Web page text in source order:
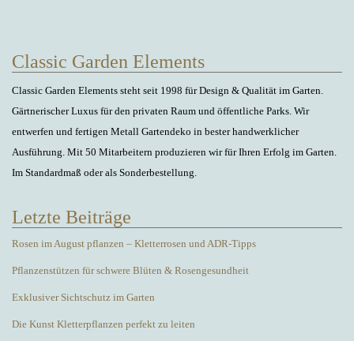
Classic Garden Elements
Classic Garden Elements steht seit 1998 für Design & Qualität im Garten.
Gärtnerischer Luxus für den privaten Raum und öffentliche Parks. Wir
entwerfen und fertigen Metall Gartendeko in bester handwerklicher
Ausführung. Mit 50 Mitarbeitern produzieren wir für Ihren Erfolg im Garten.
Im Standardmaß oder als Sonderbestellung.
Letzte Beiträge
Rosen im August pflanzen – Kletterrosen und ADR-Tipps
Pflanzenstützen für schwere Blüten & Rosengesundheit
Exklusiver Sichtschutz im Garten
Die Kunst Kletterpflanzen perfekt zu leiten